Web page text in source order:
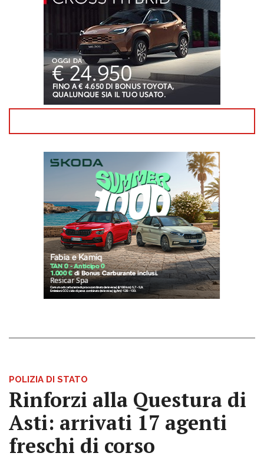
POLIZIA DI STATO
Rinforzi alla Questura di
Asti: arrivati 17 agenti
freschi di corso